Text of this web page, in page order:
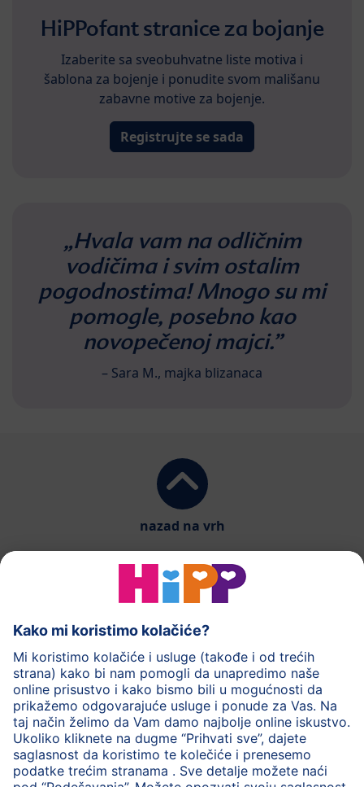
HiPPofant stranice za bojanje
Izaberite sa sveobuhvatne liste motiva i
šablona za bojenje i ponudite svom mališanu
zabavne motive za bojenje.
Registrujte se sada
„Hvala vam na odličnim
vodičima i svim ostalim
pogodnostima! Mnogo su mi
pomogle, posebno kao
novopečenoj majci.”
– Sara M., majka blizanaca
nazad na vrh
HiPP mlečna hrana
HiPP hrana za bebe
HiPP Deca
HiPP nega HiPP trudnoća
Zaštita privatnosti
Uslovi korišćenja
Impresum
O HiPP Kontakt